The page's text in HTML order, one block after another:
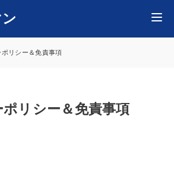
ポリシー＆免責事項
リシー＆免責事項